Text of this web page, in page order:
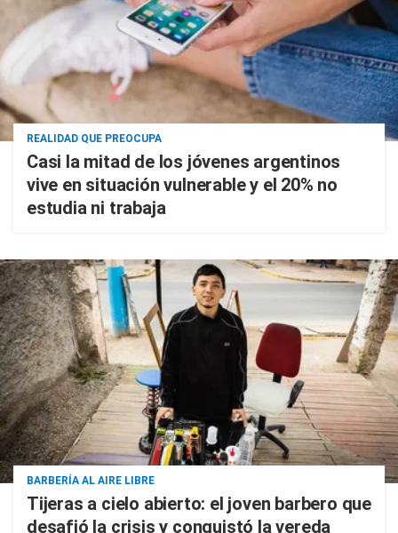
REALIDAD QUE PREOCUPA
Casi la mitad de los jóvenes argentinos
vive en situación vulnerable y el 20% no
estudia ni trabaja
BARBERÍA AL AIRE LIBRE
Tijeras a cielo abierto: el joven barbero que
desafió la crisis y conquistó la vereda